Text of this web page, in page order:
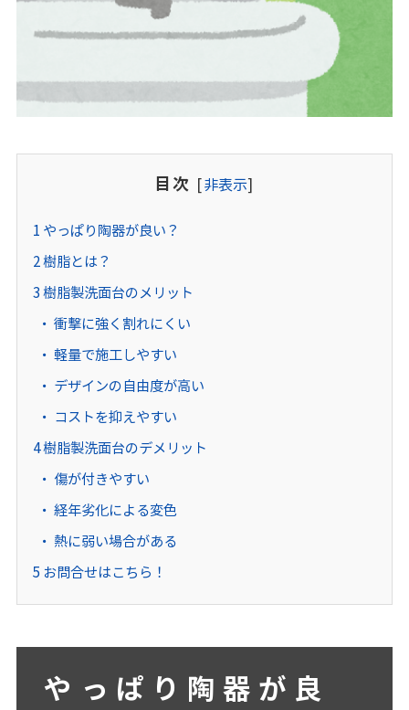
目次 [非表示]
1 やっぱり陶器が良い？
2樹脂とは？
3 樹脂製洗面台のメリット
衝撃に強く割れにくい
軽量で施工しやすい
デザインの自由度が高い
コストを抑えやすい
4樹脂製洗面台のデメリット
傷が付きやすい
経年劣化による変色
熱に弱い場合がある
5 お問合せはこちら！
やっぱり陶器が良